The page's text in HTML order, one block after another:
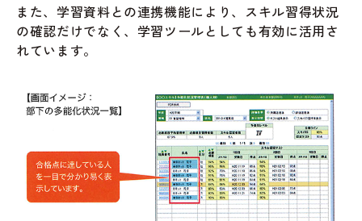
また、学習資料との連携機能により、スキル習得状況
の確認だけでなく、学習ツールとしても有効に活用さ
れています。